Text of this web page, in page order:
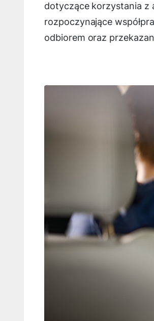
dotyczące korzystania z
rozpoczynające
odbiorem oraz